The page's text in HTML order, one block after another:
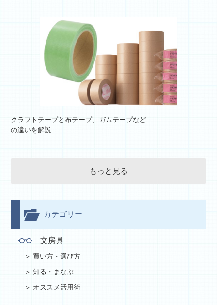
クラフトテープと布テープ、ガムテープなど
の違いを解説
もっと見る
カテゴリー
文房具
買い方・選び方
知る・まなぶ
オススメ活用術